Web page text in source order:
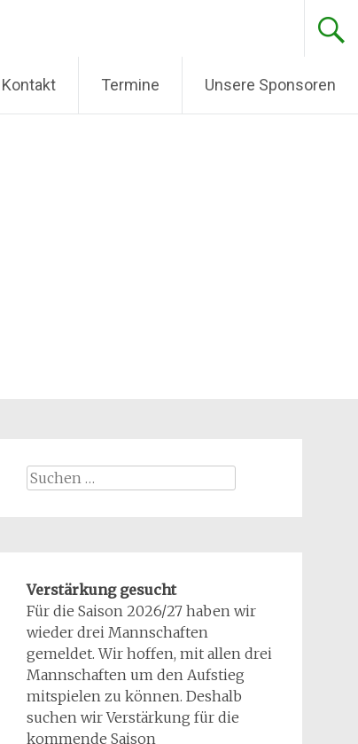
Kontakt Termine Unsere Sponsoren
Suchen
Verstärkung gesucht
Für die Saison 2026/27 haben wir
wieder drei Mannschaften
gemeldet. Wir hoffen, mit allen drei
Mannschaften um den Aufstieg
mitspielen zu können. Deshalb
suchen wir Verstärkung für die
kommende Saison